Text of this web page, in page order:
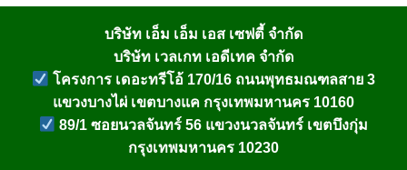
บริษัท เอ็ม เอ็ม เอส เซฟตี้ จำกัด
บริษัท เวลเกท เอดีเทค จำกัด
โครงการ เดอะทรีโอ้ 170/16 ถนนพุทธมณฑลสาย 3
แขวงบางไผ่ เขตบางแค กรุงเทพมหานคร 10160
89/1 ซอยนวลจันทร์ 56 แขวงนวลจันทร์ เขตบึงกุ่ม
กรุงเทพมหานคร 10230